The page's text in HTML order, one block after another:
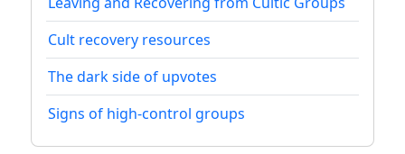
Cult recovery resources
The dark side of upvotes
Signs of high-control groups